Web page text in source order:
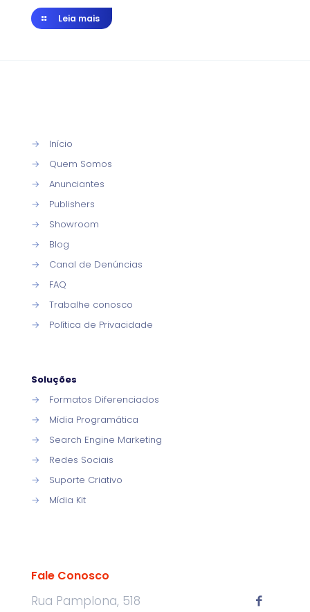
Leia mais
→
Início
→
Quem Somos
→
Anunciantes
→
Publishers
→
Showroom
→
Blog
→
Canal de Denúncias
→
FAQ
→
Trabalhe conosco
→
Política de Privacidade
Soluções
→
Formatos Diferenciados
→
Mídia Programática
→
Search Engine Marketing
→
Redes Sociais
→
Suporte Criativo
→
Mídia Kit
Fale Conosco
Rua Pamplona, 518